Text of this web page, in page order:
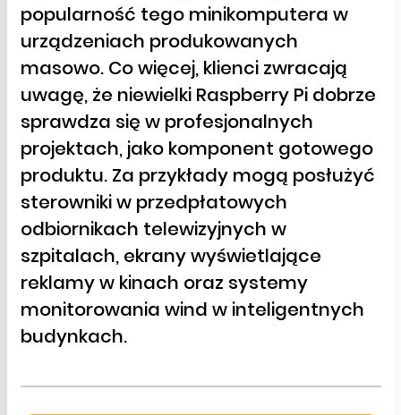
popularność tego minikomputera w
urządzeniach produkowanych
masowo. Co więcej, klienci zwracają
uwagę, że niewielki Raspberry Pi dobrze
sprawdza się w profesjonalnych
projektach, jako komponent gotowego
produktu. Za przykłady mogą posłużyć
sterowniki w przedpłatowych
odbiornikach telewizyjnych w
szpitalach, ekrany wyświetlające
reklamy w kinach oraz systemy
monitorowania wind w inteligentnych
budynkach.